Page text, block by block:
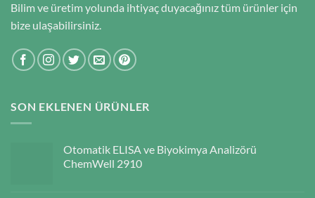
Bilim ve üretim yolunda ihtiyaç duyacağınız tüm ürünler için
bize ulaşabilirsiniz.
SON EKLENEN ÜRÜNLER
Otomatik ELISA ve Biyokimya Analizörü
ChemWell 2910